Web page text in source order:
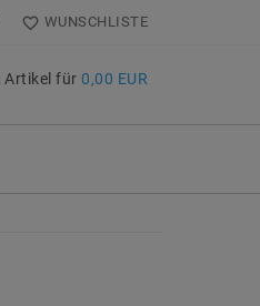
WUNSCHLISTE
Artikel für 0,00 EUR